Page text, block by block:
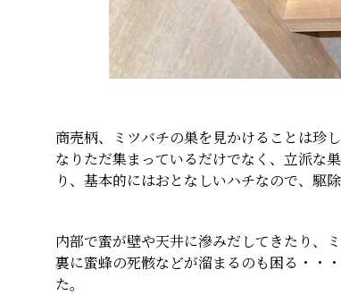
商売柄、ミツバチの巣を見かけることは珍
なりただ集まっているだけでなく、立派な
り、基本的にはおとなしいハチなので、駆
内部で蜜が壁や天井に滲みだしてきたり、
裏に蜜蜂の死骸などが溜まるのも困る・・
た。